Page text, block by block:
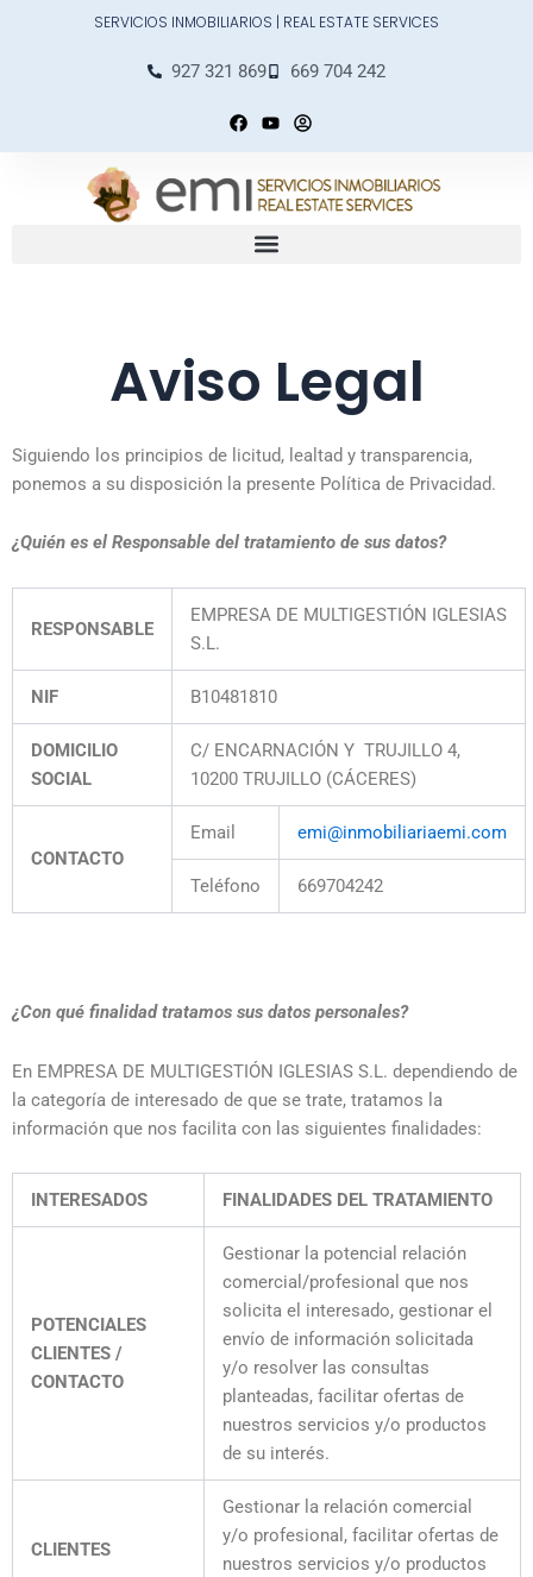
SERVICIOS INMOBILIARIOS | REAL ESTATE SERVICES
927 321 869 669 704 242
F
a
b
o
Y
o
u
b
U
s
-
c
Aviso Legal
Siguiendo los principios de licitud, lealtad y transparencia,
ponemos a su disposición la presente Política de Privacidad.
¿Quién es el Responsable del tratamiento de sus datos?
RESPONSABLE
EMPRESA DE MULTIGESTIÓN IGLESIAS
S.L.
NIF B10481810
DOMICILIO
SOCIAL
C/ ENCARNACIÓN Y TRUJILLO 4,
10200 TRUJILLO (CÁCERES)
CONTACTO
Email emi@inmobiliariaemi.com
Teléfono 669704242
¿Con qué finalidad tratamos sus datos personales?
En EMPRESA DE MULTIGESTIÓN IGLESIAS S.L. dependiendo de
la categoría de interesado de que se trate, tratamos la
información que nos facilita con las siguientes finalidades:
INTERESADOS FINALIDADES DEL TRATAMIENTO
POTENCIALES
CLIENTES /
CONTACTO
Gestionar la potencial relación
comercial/profesional que nos
solicita el interesado, gestionar el
envío de información solicitada
y/o resolver las consultas
planteadas, facilitar ofertas de
nuestros servicios y/o productos
de su interés.
CLIENTES
Gestionar la relación comercial
y/o profesional, facilitar ofertas de
nuestros servicios y/o productos